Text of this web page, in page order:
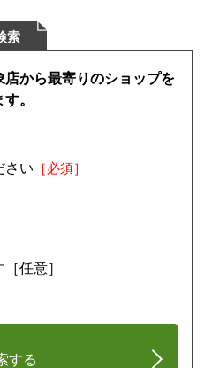
索
から最寄りのショップを
。
さい ［必須］
任意］
する